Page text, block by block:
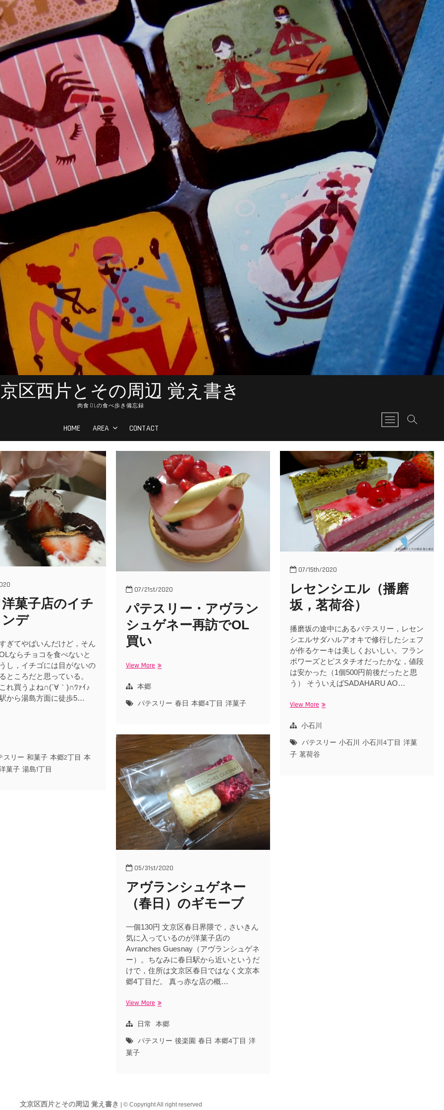
区西片とその周辺 覚え書き
肉食OLの食べ歩き備忘録
HOME AREA CONTACT
M
e
n
u
B
u
t
o
n
菓子店のイチ
デ
ぎてやばいんだけど，そん
ならチョコを食べないと
し，イチゴには目がないの
ところだと思っている。
れ買うよね∩(´∀｀)∩ﾜｧｲ♪
から湯島方面に徒歩5…
スリー 和菓子 本郷2丁目 本
菓子 湯島1丁目
07/21st/2020
パテスリー・アヴラン
シュゲネー再訪でOL
買い
View Moreパ
ー・
シ
ュ
ゲ
ネ
ー
再
訪
で
OL
買
本郷
パテスリー 春日 本郷4丁目 洋菓子
07/15th/2020
レセンシエル（播磨
坂，茗荷谷）
播磨坂の途中にあるパテスリー，レセン
シエルサダハルアオキで修行したシェフ
が作るケーキは美しくおいしい。フラン
ボワーズとピスタチオだったかな，値段
は安かった（1個500円前後だったと思
う） そういえばSADAHARU AO…
View More レ
ン
エ
ル
小石川
パテスリー 小石川 小石川4丁目 洋菓
子 茗荷谷
05/31st/2020
アヴランシュゲネー
（春日）のギモーブ
一個130円 文京区春日界隈で，さいきん
気に入っているのが洋菓子店の
Avranches Guesnay（アヴランシュゲネ
ー）。ちなみに春日駅から近いというだ
けで，住所は文京区春日ではなく文京本
郷4丁目だ。 真っ赤な店の概…
View More ア
ラ
シ
日）
日常
本郷
パテスリー 後楽園 春日 本郷4丁目 洋
菓子
文京区西片とその周辺 覚え書き | © Copyright All right reserved